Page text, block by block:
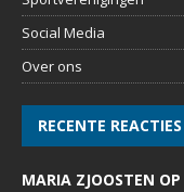
Social Media
Over ons
RECENTE REACTIES
MARIA ZJOOSTEN OP